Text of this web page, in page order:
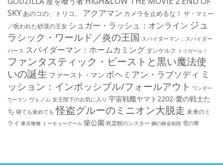
SKYあのコの、トリコ。 アクアマン カメラを止めるな！ ザ・マミー
／呪われた砂漠の王女 シュガー・ラッシュ：オンライン ジュ
ラシック・ワールド／炎の王国 スパイダーマン：スパイダー
バース スパイダーマン：ホームカミング ダンケルク トリガール！
ファンタスティック・ビーストと黒い魔法使
いの誕生 ファースト・マン ボヘミアン・ラプソディ ミ
ッション：インポッシブル/フォールアウト ワンダー
ウーマン ヴェノム 女王陛下のお気に入り 宇宙戦艦ヤマト2202-愛の戦士た
ち 寝ても覚めても 怪盗グルーのミニオン大脱走 未来のミ
ライ 東京喰種 トーキョーグール 柴公園 死霊館のシスター 鋼の錬金術師 雪の華